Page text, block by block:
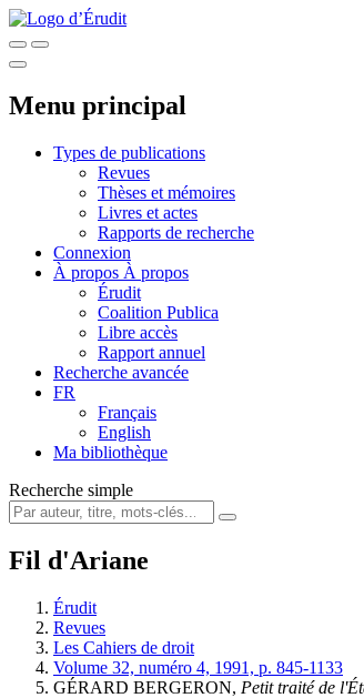
Menu principal
Types de publications
Revues
Thèses et mémoires
Livres et actes
Rapports de recherche
Connexion
À propos À propos
Érudit
Coalition Publica
Libre accès
Rapport annuel
Recherche avancée
FR
Français
English
Ma bibliothèque
Recherche simple
Fil d'Ariane
Érudit
Revues
Les Cahiers de droit
Volume 32, numéro 4, 1991, p. 845-1133
GÉRARD BERGERON, Petit traité de